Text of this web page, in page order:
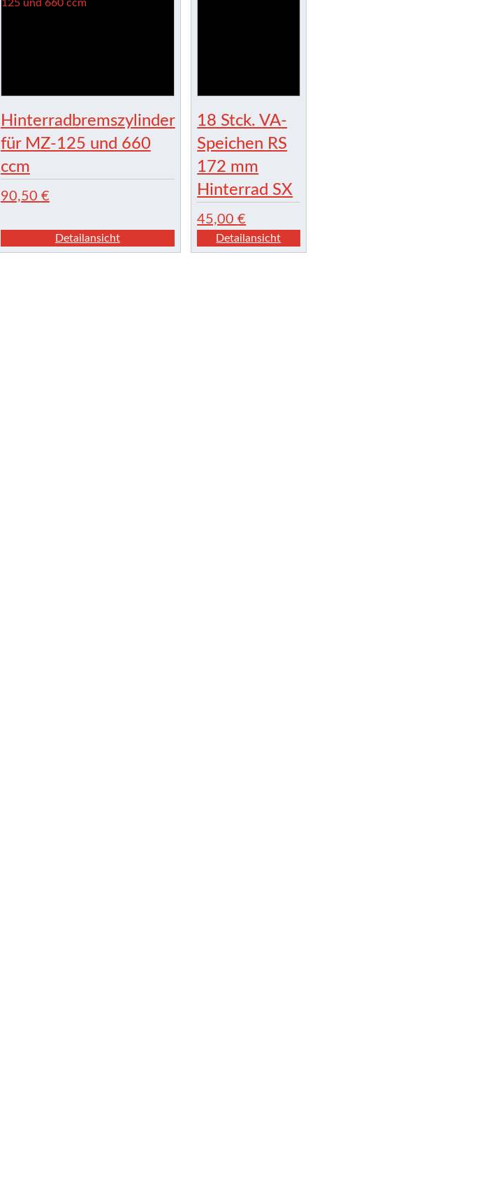
Hinterradbremszylinder
für MZ-125 und 660
ccm
90,50 €
Detailansicht
18 Stck. VA-
Speichen RS
172 mm
Hinterrad SX
45,00€
Detailansicht